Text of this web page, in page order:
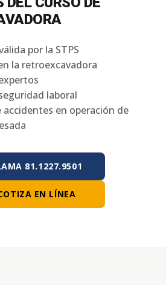
por la STPS
la retroexcavadora
laboral
accidentes en operación de
81.1227.9501
EN LÍNEA